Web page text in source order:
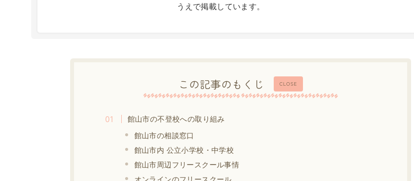
うえで掲載しています。
CLOSE
この記事のもくじ
館山市の不登校への取り組み
館山市の相談窓口
館山市内 公立小学校・中学校
館山市周辺フリースクール事情
オンラインのフリースクール